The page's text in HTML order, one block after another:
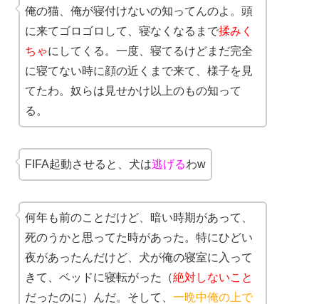
俺の猫、俺が寝付けないの知ってんのよ。頭
に来てゴロゴロして、寝なくなるまで揉みく
ちゃにしてくる。一度、寝てるけどまだ完全
に寝てない時に顔の近くまで来て、様子を見
てたわ。奴らは見せかけ以上のもの知って
る。
FIFA起動させると、犬は逃げるわw
何年も前のことだけど、暗い時期があって、
死のうかと思ってた時があった。特にひどい
夜があったんだけど、犬が俺の寝室に入って
きて、ベッドに寝転がった（絶対しないこと
だったのに）んだ。そして、 一晩中俺の上で